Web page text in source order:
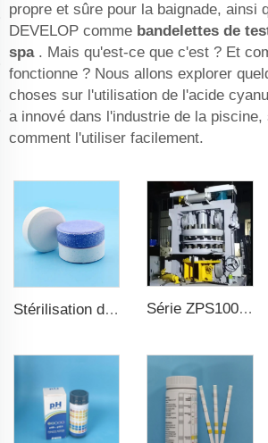
propre et sûre pour la baignade, ainsi
DEVELOP comme bandelettes de
spa . Mais qu'est-ce que c'est ? Et
fonctionne ? Nous allons explorer
choses sur l'utilisation de l'acide
a innové dans l'industrie de la
comment l'utiliser facilement.
Stérilisation de l'eau TCCA Comprimé de chlore Série ZPS100-10 Grande presse à comprimés rotative